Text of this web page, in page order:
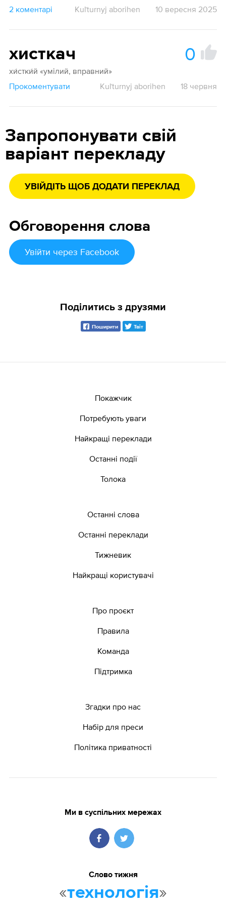
2 коментарі Kuľturnyj aborihen 10 вересня 2025
хисткач 0
хи́стки́й «умілий, вправний»
Прокоментувати
Kuľturnyj aborihen 18 червня
Запропонувати свій
варіант перекладу
УВІЙДІТЬ ЩОБ ДОДАТИ ПЕРЕКЛАД
Обговорення слова
Увійти через Facebook
Поділитись з друзями
Поширити Твіт
Покажчик
Потребують уваги
Найкращі переклади
Останні події
Толока
Останні слова
Останні переклади
Тижневик
Найкращі користувачі
Про проєкт
Правила
Команда
Підтримка
Згадки про нас
Набір для преси
Політика приватності
Ми в суспільних мережах
Слово тижня
«технологія»